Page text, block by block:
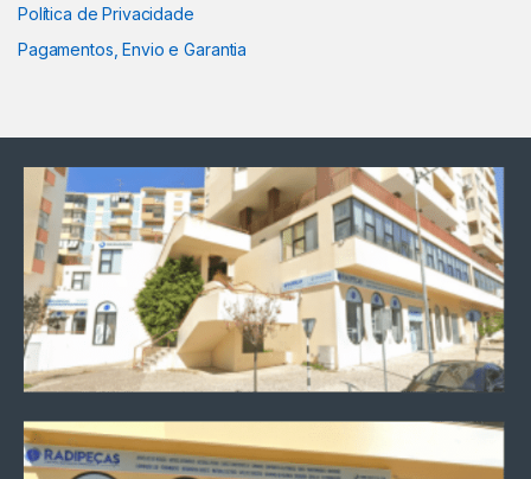
Política de Privacidade
Pagamentos, Envio e Garantia